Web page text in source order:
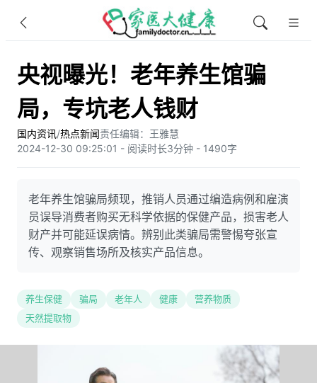
央视曝光！老年养生馆骗
局，专坑老人钱财
国内资讯/热点新闻责任编辑：王雅慧
2024-12-30 09:25:01 - 阅读时长3分钟 - 1490字
老年养生馆骗局频现，推销人员通过编造病例和雇演
员误导消费者购买无科学依据的保健产品，损害老人
财产并可能延误病情。辨别此类骗局需警惕夸张宣
传、观察销售场所及核实产品信息。
养生保健 骗局 老年人 健康
营养物质
天然提取物